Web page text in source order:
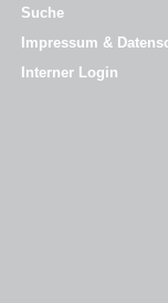
Suche
Impressum &
Interner Login